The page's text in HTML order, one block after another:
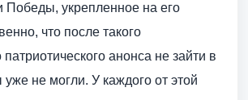
Победы, укрепленное на его
что после такого
анонса не зайти в
не могли. У каждого от этой